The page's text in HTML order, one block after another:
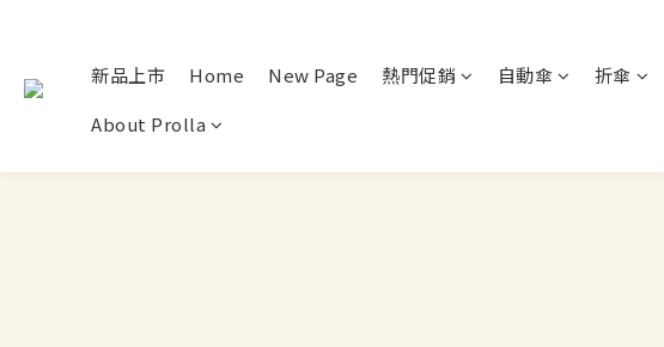
新品上市 Home New Page 熱門促銷 自動傘 折傘
About Prolla